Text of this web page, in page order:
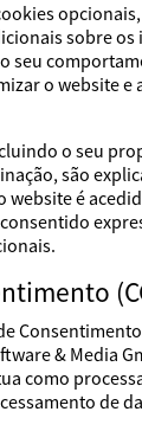
sobre os
seu
o website e
o seu
são
website é
& Media
como
de